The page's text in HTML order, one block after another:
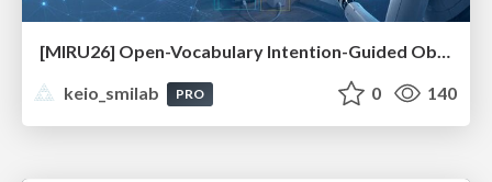
[MIRU26] Open-Vocabulary Intention-Guided Object Detection in Diverse Scenes
keio_smilab
PRO 0 140